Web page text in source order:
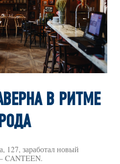
В РИТМЕ
заработал новый
CANTEEN.